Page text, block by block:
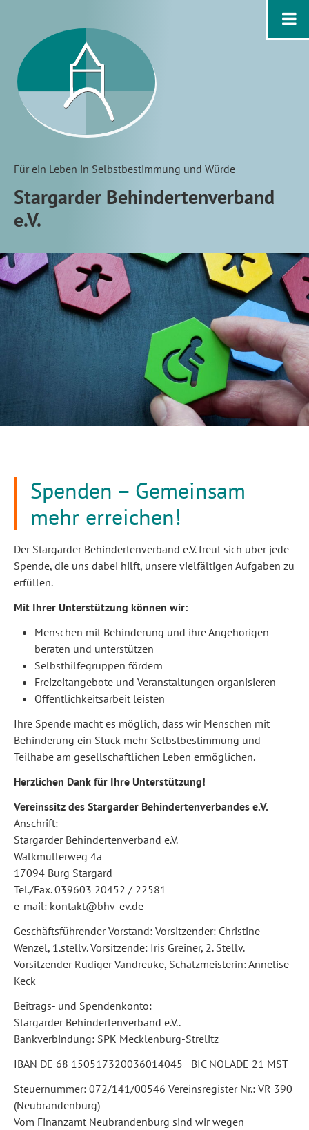
Für ein Leben in Selbstbestimmung und Würde
Stargarder Behindertenverband
e.V.
Spenden – Gemeinsam
mehr erreichen!
Der Stargarder Behindertenverband e.V. freut sich über jede
Spende, die uns dabei hilft, unsere vielfältigen Aufgaben zu
erfüllen.
Mit Ihrer Unterstützung können wir:
Menschen mit Behinderung und ihre Angehörigen
beraten und unterstützen
Selbsthilfegruppen fördern
Freizeitangebote und Veranstaltungen organisieren
Öffentlichkeitsarbeit leisten
Ihre Spende macht es möglich, dass wir Menschen mit
Behinderung ein Stück mehr Selbstbestimmung und
Teilhabe am gesellschaftlichen Leben ermöglichen.
Herzlichen Dank für Ihre Unterstützung!
Vereinssitz des Stargarder Behindertenverbandes e.V.
Anschrift:
Stargarder Behindertenverband e.V.
Walkmüllerweg 4a
17094 Burg Stargard
Tel./Fax. 039603 20452 / 22581
e-mail: kontakt@bhv-ev.de
Geschäftsführender Vorstand: Vorsitzender: Christine
Wenzel, 1.stellv. Vorsitzende: Iris Greiner, 2. Stellv.
Vorsitzender Rüdiger Vandreuke, Schatzmeisterin: Annelise
Keck
Beitrags- und Spendenkonto:
Stargarder Behindertenverband e.V..
Bankverbindung: SPK Mecklenburg-Strelitz
IBAN DE 68 150517320036014045 BIC NOLADE 21 MST
Steuernummer: 072/141/00546 Vereinsregister Nr.: VR 390
(Neubrandenburg)
Vom Finanzamt Neubrandenburg sind wir wegen